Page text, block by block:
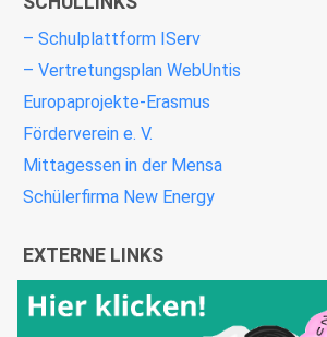
– Schulplattform IServ
– Vertretungsplan WebUntis
Europaprojekte-Erasmus
Förderverein e. V.
Mittagessen in der Mensa
Schülerfirma New Energy
EXTERNE LINKS